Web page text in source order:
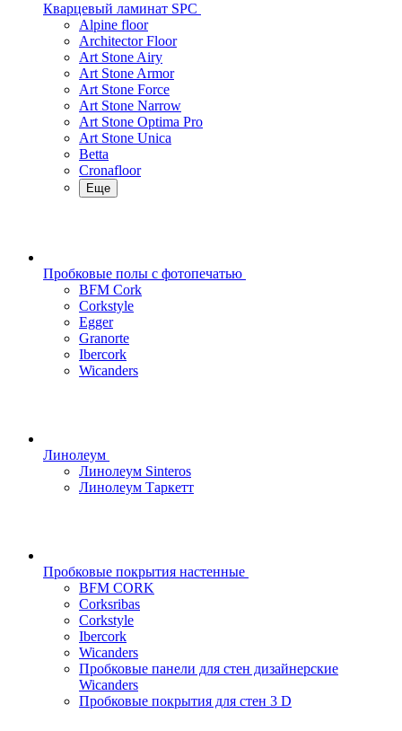
Кварцевый ламинат SPC
Alpine floor
Architector Floor
Art Stone Airy
Art Stone Armor
Art Stone Force
Art Stone Narrow
Art Stone Optima Pro
Art Stone Unica
Betta
Cronafloor
Еще
Пробковые полы с фотопечатью
BFM Cork
Corkstyle
Egger
Granorte
Ibercork
Wicanders
Линолеум
Линолеум Sinteros
Линолеум Таркетт
Пробковые покрытия настенные
BFM CORK
Corksribas
Corkstyle
Ibercork
Wicanders
Пробковые панели для стен дизайнерские
Wicanders
Пробковые покрытия для стен 3 D